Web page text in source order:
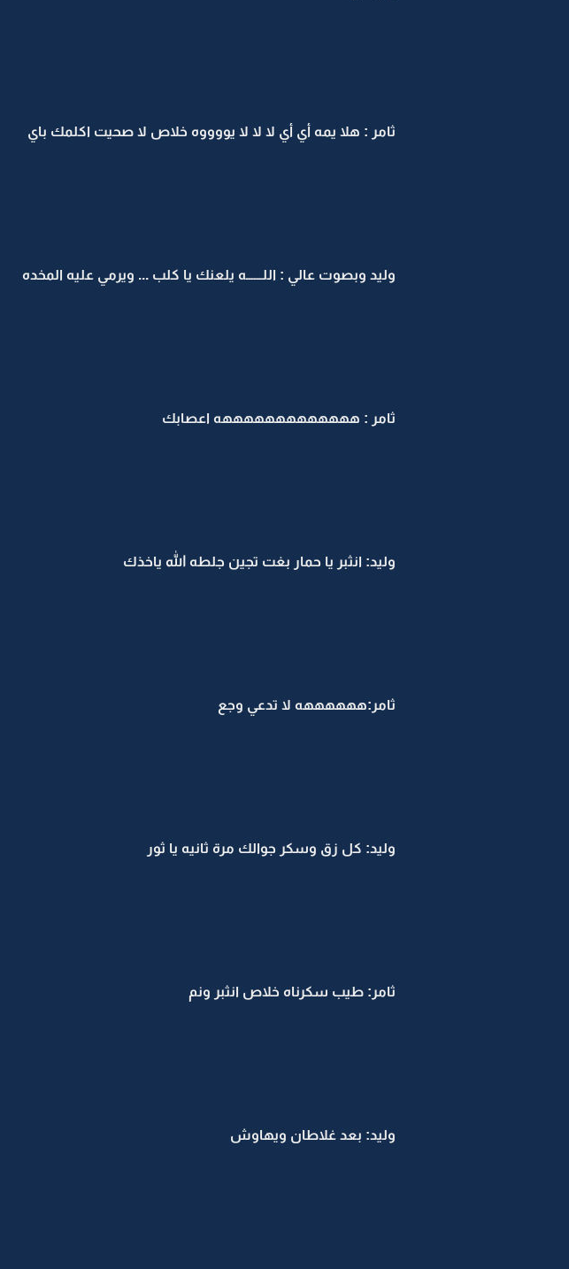
ثامر : هلا يمه أي أي لا لا لا يووووه خلاص لا صحيت اكلمك باي
وليد وبصوت عالي : اللــــــه يلعنك يا كلب ... ويرمي عليه المخده
ثامر : هههههههههههههه اعصابك
وليد: انثبر يا حمار بغت تجين جلطه الله ياخذك
ثامر:ههههههه لا تدعي وجع
وليد: كل زق وسكر جوالك مرة ثانيه يا ثور
ثامر: طيب سكرناه خلاص انثبر ونم
وليد: بعد غلاطان ويهاوش